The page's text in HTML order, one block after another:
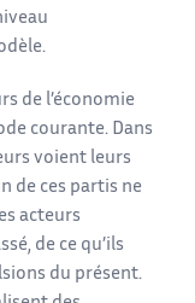
de l’économie
courante. Dans
voient leurs
de ces partis ne
acteurs
de ce qu’ils
du présent.